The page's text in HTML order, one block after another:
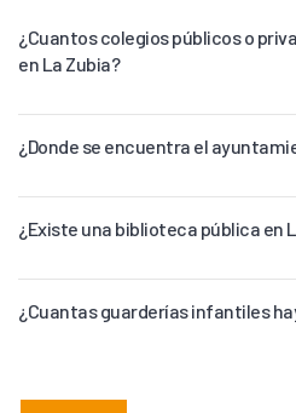
¿Cuantos colegios públicos o
en La Zubia?
¿Donde se encuentra el
¿Existe una biblioteca pública en
¿Cuantas guarderías infantiles